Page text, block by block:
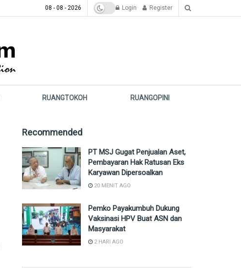
08 - 08 - 2026 Login Register
RUANGTOKOH RUANGOPINI
Recommended
PT MSJ Gugat Penjualan Aset,
Pembayaran Hak Ratusan Eks
Karyawan Dipersoalkan
20 MENIT AGO
Pemko Payakumbuh Dukung
Vaksinasi HPV Buat ASN dan
Masyarakat
2 HARI AGO